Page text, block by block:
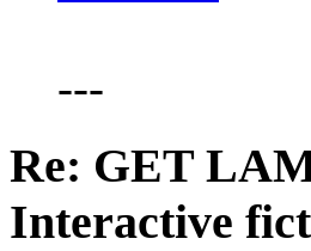
---
Re: GET
Interactive